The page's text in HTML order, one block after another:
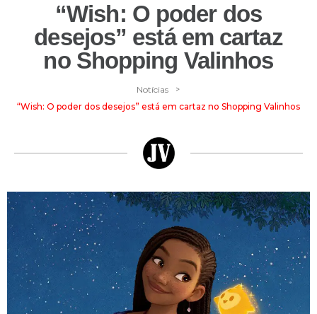
“Wish: O poder dos
desejos” está em cartaz
no Shopping Valinhos
Notícias >
“Wish: O poder dos desejos” está em cartaz no Shopping Valinhos